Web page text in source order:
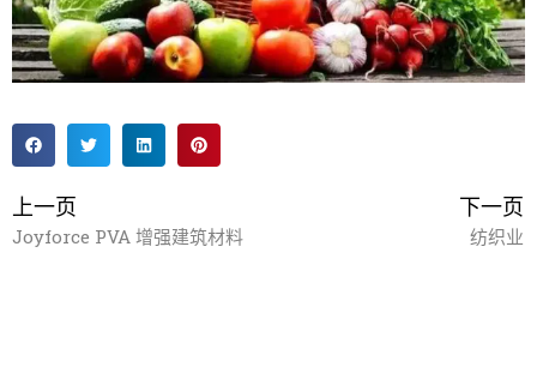
上一页
Joyforce PVA 增强建筑材料
下一页
纺织业